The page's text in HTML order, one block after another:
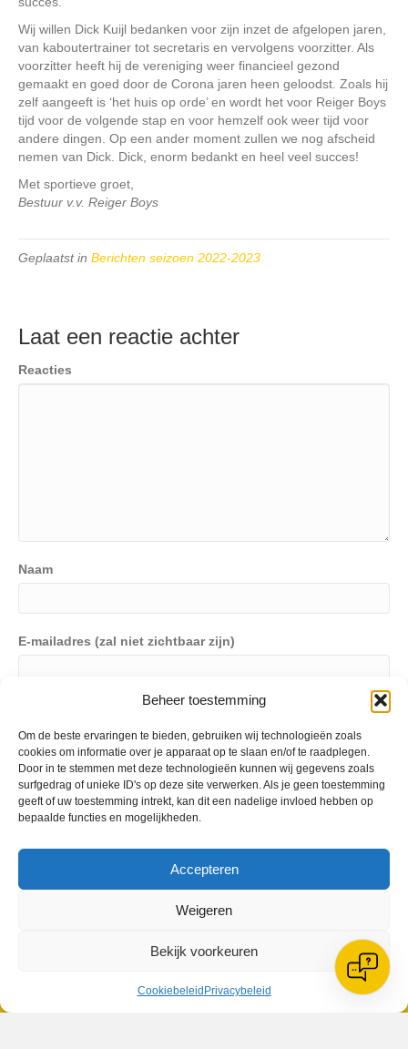
Beheer toestemming
Om de beste ervaringen te bieden, gebruiken wij technologieën zoals
cookies om informatie over je apparaat op te slaan en/of te raadplegen.
Door in te stemmen met deze technologieën kunnen wij gegevens zoals
surfgedrag of unieke ID's op deze site verwerken. Als je geen toestemming
geeft of uw toestemming intrekt, kan dit een nadelige invloed hebben op
bepaalde functies en mogelijkheden.
Accepteren
Weigeren
Bekijk voorkeuren
Cookiebeleid Privacybeleid
Wij willen Dick Kuijl bedanken voor zijn inzet de afgelopen jaren,
van kaboutertrainer tot secretaris en vervolgens voorzitter. Als
voorzitter heeft hij de vereniging weer financieel gezond
gemaakt en goed door de Corona jaren heen geloodst. Zoals hij
zelf aangeeft is ‘het huis op orde’ en wordt het voor Reiger Boys
tijd voor de volgende stap en voor hemzelf ook weer tijd voor
andere dingen. Op een ander moment zullen we nog afscheid
nemen van Dick. Dick, enorm bedankt en heel veel succes!
Met sportieve groet,
Bestuur v.v. Reiger Boys
Geplaatst in Berichten seizoen 2022-2023
Laat een reactie achter
Reacties
Naam
E-mailadres (zal niet zichtbaar zijn)
VV Reiger Boys
De Wending, Lotte Beesedijk 1